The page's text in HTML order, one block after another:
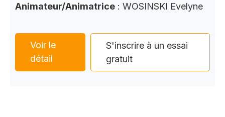
Animateur/Animatrice : WOSINSKI Evelyne
Voir le
détail
S'inscrire à un essai
gratuit